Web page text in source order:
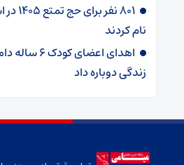
۸۰۱
نام کردند
زندگی دوباره داد